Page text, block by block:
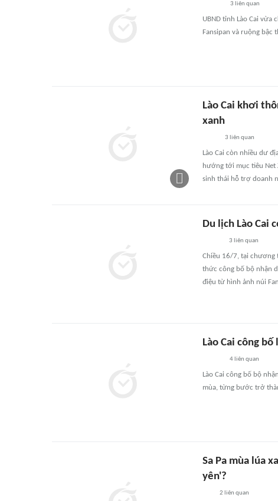
3 liên quan
UBND tỉnh Lào Cai
Fansipan và ruộng bậc
Lào Cai khơi
xanh
3 liên quan
Lào Cai còn nhiều dư
hướng tới mục tiêu Net
sinh thái hỗ trợ doanh
Du lịch Lào Cai
3 liên quan
Chiều 16/7, tại chương
thức công bố bộ nhận
điệu từ hình ảnh núi
Lào Cai công
4liên quan
Lào Cai công bố bộ
mùa, từng bước trở
Sa Pa mùa lúa
yên'?
2 liên quan